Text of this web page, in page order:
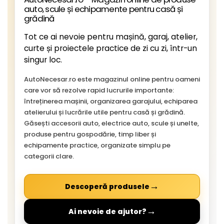
auto, scule și echipamente pentru casă și
grădină
Tot ce ai nevoie pentru mașină, garaj, atelier,
curte și proiectele practice de zi cu zi, într-un
singur loc.
AutoNecesar.ro este magazinul online pentru oameni
care vor să rezolve rapid lucrurile importante:
întreținerea mașinii, organizarea garajului, echiparea
atelierului și lucrările utile pentru casă și grădină.
Găsești accesorii auto, electrice auto, scule și unelte,
produse pentru gospodărie, timp liber și
echipamente practice, organizate simplu pe
categorii clare.
Descoperă produsele →
Ai nevoie de ajutor? →